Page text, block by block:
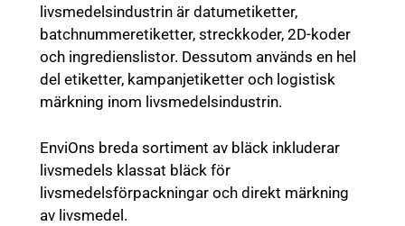
livsmedelsindustrin är datumetiketter,
batchnummeretiketter, streckkoder, 2D-koder
och ingredienslistor. Dessutom används en hel
del etiketter, kampanjetiketter och logistisk
märkning inom livsmedelsindustrin.
EnviOns breda sortiment av bläck inkluderar
livsmedels klassat bläck för
livsmedelsförpackningar och direkt märkning
av livsmedel.